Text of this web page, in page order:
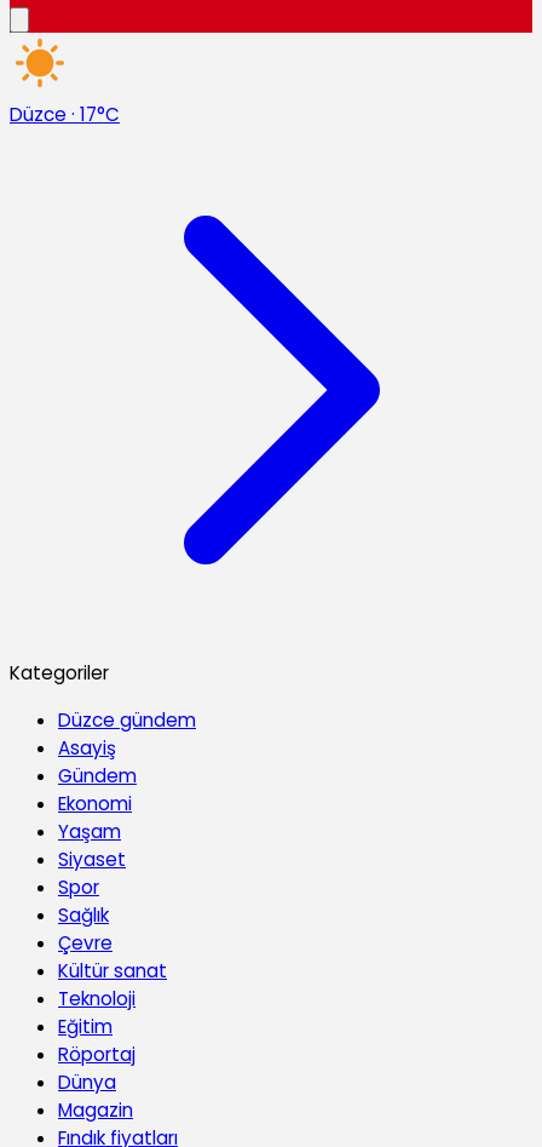
Düzce · 17°C
Kategoriler
Düzce gündem
Asayiş
Gündem
Ekonomi
Yaşam
Siyaset
Spor
Sağlık
Çevre
Kültür sanat
Teknoloji
Eğitim
Röportaj
Dünya
Magazin
Fındık fiyatları